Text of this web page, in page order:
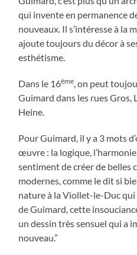
qui invente en permanence
nouveaux. Il s’intéresse à la
ajoute toujours du décor à
esthétisme.
Dans le 16ème , on peut
Guimard dans les rues Gros,
Heine.
Pour Guimard, il y a 3 mots
œuvre : la logique,
sentiment de créer de belles
modernes, comme le dit si
nature à la Viollet-le-Duc qui
de Guimard, cette
un dessin très sensuel qui a
nouveau.”